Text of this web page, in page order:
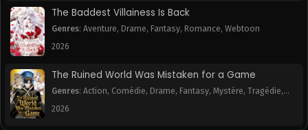
The Baddest Villainess Is Back
Genres: Aventure, Drame, Fantasy, Romance, Webtoon
2026
The Ruined World Was Mistaken for a Game
Genres: Action, Comédie, Drame, Fantasy, Mystère, Tragédie,
Webtoon
2026